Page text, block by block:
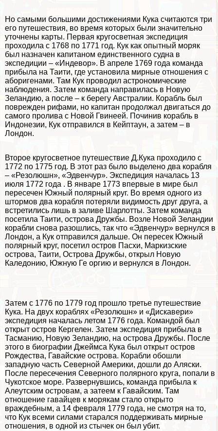
Но самыми большими достижениями Кука считаются три
его путешествия, во время которых были значительно
уточнены карты. Первая кругосветная экспедиция
проходила с 1768 по 1771 год. Кук как опытный моряк
был назначен капитаном единственного судна в
экспедиции – «Индевор». В апреле 1769 года комaнда
прибыла на Таити, где установила мирные отношения с
аборигенами. Там Кук проводил астрономические
наблюдения. Затем комaнда направилась в Новую
Зеландию, а после – к берегу Австралии. Корабль был
поврежден рифами, но капитан продолжал двигаться до
самого пролива с Новой Гвинеей. Починив корабль в
Индонезии, Кук отправился в Кейптаун, а затем – в
Лондон.
Второе кругосветное путешествие Д.Кука проходило с
1772 по 1775 год. В этот раз было выделено два корабля
– «Резолюшн», «Эдвенчур». Экспедиция началась 13
июля 1772 года . В январе 1773 впервые в мире был
пересечен Южный полярный круг. Во время одного из
штормов два корабля потеряли видимость друг друга, а
встретились лишь в заливе Шарлотты. Затем комaнда
посетила Таити, острова Дружбы. Возле Новой Зеландии
корабли снова разошлись, так что «Эдвенчур» вернулся в
Лондон, а Кук отправился дальше. Он пересек Южный
полярный круг, посетил остров Пасхи, Маркизские
острова, Таити, Острова Дружбы, открыл Новую
Каледонию, Южную Ге opгию и вернулся в Лондон.
Затем с 1776 по 1779 год прошло третье путешествие
Кука. На двух кораблях «Резолюшн» и «Дискавери»
экспедиция началась летом 1776 года. Комaндой был
открыт остров Кергелен. Затем экспедиция прибыла в
Тасманию, Новую Зеландию, на острова Дружбы. После
этого в биографии Джеймса Кука был открыт остров
Рождества, Гавайские острова. Корабли обошли
западную часть Северной Америки, дошли до Аляски.
После пересечения Северного полярного круга, попали в
Чукотское море. Развернувшись, комaнда прибыла к
Алеутским островам, а затеем к Гавайским. Там
отношение гавайцев к морякам стало открыто
враждебным, а 14 февраля 1779 года, не смотря на то,
что Кук всеми силами старался поддерживать мирные
отношения, в одной из стычек он был убит.